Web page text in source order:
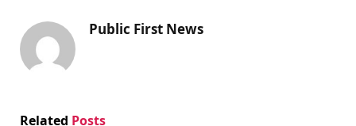
Public First News
Related Posts